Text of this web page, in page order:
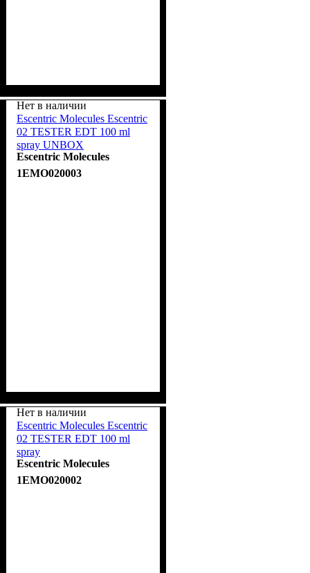
Нет в наличии
Escentric Molecules Escentric
02 TESTER EDT 100 ml
spray UNBOX
Escentric Molecules
1EMO020003
Нет в наличии
Escentric Molecules Escentric
02 TESTER EDT 100 ml
spray
Escentric Molecules
1EMO020002